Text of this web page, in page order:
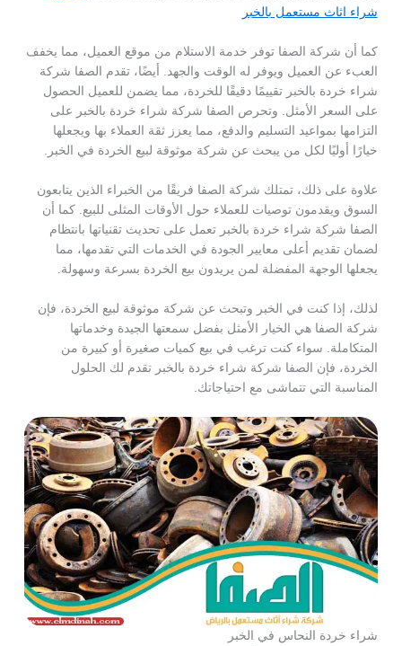
شراء اثاث مستعمل بالخبر
كما أن شركة الصفا توفر خدمة الاستلام من موقع العميل، مما يخفف
العبء عن العميل ويوفر له الوقت والجهد. أيضًا، تقدم الصفا شركة
شراء خردة بالخبر تقييمًا دقيقًا للخردة، مما يضمن للعميل الحصول
على السعر الأمثل. وتحرص الصفا شركة شراء خردة بالخبر على
التزامها بمواعيد التسليم والدفع، مما يعزز ثقة العملاء بها ويجعلها
خيارًا أوليًا لكل من يبحث عن شركة موثوقة لبيع الخردة في الخبر.
علاوة على ذلك، تمتلك شركة الصفا فريقًا من الخبراء الذين يتابعون
السوق ويقدمون توصيات للعملاء حول الأوقات المثلى للبيع. كما أن
الصفا شركة شراء خردة بالخبر تعمل على تحديث تقنياتها بانتظام
لضمان تقديم أعلى معايير الجودة في الخدمات التي تقدمها، مما
يجعلها الوجهة المفضلة لمن يريدون بيع الخردة بسرعة وسهولة.
لذلك، إذا كنت في الخبر وتبحث عن شركة موثوقة لبيع الخردة، فإن
شركة الصفا هي الخيار الأمثل بفضل سمعتها الجيدة وخدماتها
المتكاملة. سواء كنت ترغب في بيع كميات صغيرة أو كبيرة من
الخردة، فإن الصفا شركة شراء خردة بالخبر تقدم لك الحلول
المناسبة التي تتماشى مع احتياجاتك.
شراء خردة النحاس في الخبر